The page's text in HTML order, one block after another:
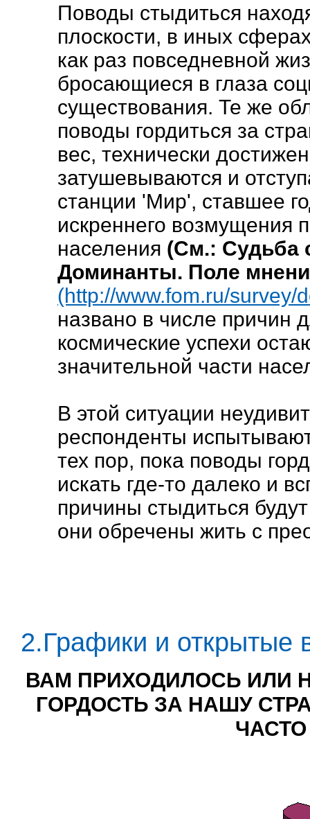
Поводы стыдиться
плоскости, в иных
как раз повседневной
бросающиеся в глаза
существования. Те же
поводы гордиться за
вес, технически
затушевываются и
станции 'Мир', ставшее
искреннего возмущения
населения (См.: Судьба
Доминанты. Поле
(http://www.fom.ru/survey/
названо в числе причин
космические успехи
значительной части
В этой ситуации
респонденты
тех пор, пока поводы
искать где-то далеко и
причины стыдиться
они обречены жить с
2.Графики и открытые
ВАМ ПРИХОДИЛОСЬ ИЛИ
ГОРДОСТЬ ЗА НАШУ